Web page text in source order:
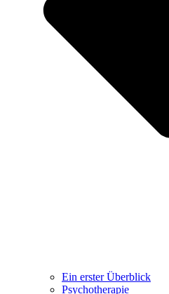
Ein erster Überblick
Psychotherapie